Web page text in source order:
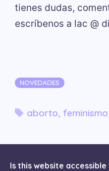
tienes dudas,
escríbenos a lac @
Categorías
NOVEDADES
Etiquetas
aborto, feminismo
Is this website accessible